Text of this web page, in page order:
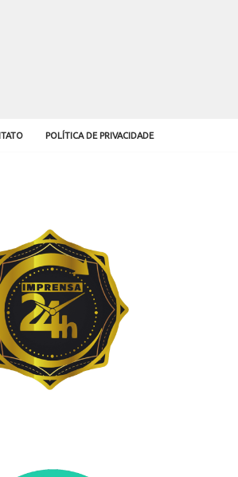
POLÍTICA DE PRIVACIDADE